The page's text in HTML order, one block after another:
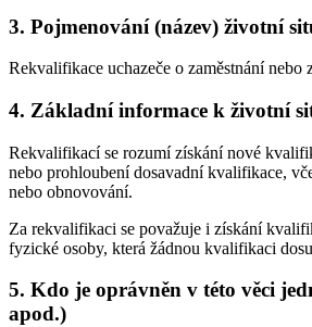
3. Pojmenování (název) životní
Rekvalifikace uchazeče o zaměstnání nebo
4. Základní informace k životní
Rekvalifikací se rozumí získání nové
nebo prohloubení dosavadní kvalifikace,
nebo obnovování.
Za rekvalifikaci se považuje i získání
fyzické osoby, která žádnou kvalifikaci
5. Kdo je oprávněn v této věci
apod.)